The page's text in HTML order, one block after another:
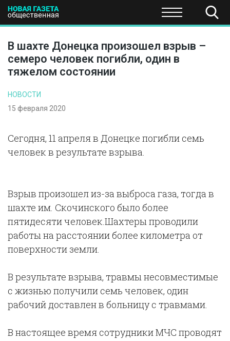
ПОЛИТИКА ЭКОНОМИКА НАУКА И
В шахте Донецка произошел взрыв –
семеро человек погибли, один в
тяжелом состоянии
НОВОСТИ
15 февраля 2020
Сегодня, 11 апреля в Донецке погибли семь
человек в результате взрыва.
Взрыв произошел из-за выброса газа, тогда в
шахте им. Скочинского было более
пятидесяти человек.Шахтеры проводили
работы на расстоянии более километра от
поверхности земли.
В результате взрыва, травмы несовместимые
с жизнью получили семь человек, один
рабочий доставлен в больницу с травмами.
В настоящее время сотрудники МЧС проводят